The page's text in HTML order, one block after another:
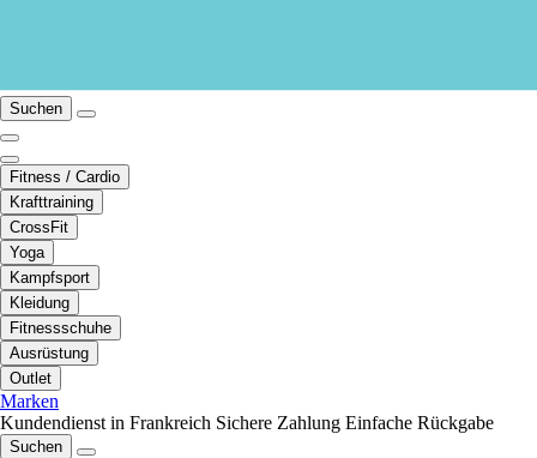
Suchen
Fitness / Cardio
Krafttraining
CrossFit
Yoga
Kampfsport
Kleidung
Fitnessschuhe
Ausrüstung
Outlet
Marken
Kundendienst in Frankreich Sichere Zahlung Einfache Rückgabe
Suchen